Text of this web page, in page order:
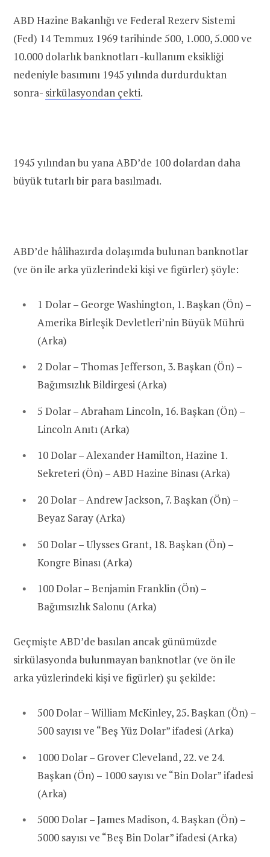
ABD Hazine Bakanlığı ve Federal Rezerv Sistemi
(Fed) 14 Temmuz 1969 tarihinde 500, 1.000, 5.000 ve
10.000 dolarlık banknotları -kullanım eksikliği
nedeniyle basımını 1945 yılında durdurduktan
sonra- sirkülasyondan çekti.
1945 yılından bu yana ABD’de 100 dolardan daha
büyük tutarlı bir para basılmadı.
ABD’de hâlihazırda dolaşımda bulunan banknotlar
(ve ön ile arka yüzlerindeki kişi ve figürler) şöyle:
1 Dolar – George Washington, 1. Başkan (Ön) –
Amerika Birleşik Devletleri’nin Büyük Mührü
(Arka)
2 Dolar – Thomas Jefferson, 3. Başkan (Ön) –
Bağımsızlık Bildirgesi (Arka)
5 Dolar – Abraham Lincoln, 16. Başkan (Ön) –
Lincoln Anıtı (Arka)
10 Dolar – Alexander Hamilton, Hazine 1.
Sekreteri (Ön) – ABD Hazine Binası (Arka)
20 Dolar – Andrew Jackson, 7. Başkan (Ön) –
Beyaz Saray (Arka)
50 Dolar – Ulysses Grant, 18. Başkan (Ön) –
Kongre Binası (Arka)
100 Dolar – Benjamin Franklin (Ön) –
Bağımsızlık Salonu (Arka)
Geçmişte ABD’de basılan ancak günümüzde
sirkülasyonda bulunmayan banknotlar (ve ön ile
arka yüzlerindeki kişi ve figürler) şu şekilde:
500 Dolar – William McKinley, 25. Başkan (Ön) –
500 sayısı ve “Beş Yüz Dolar” ifadesi (Arka)
1000 Dolar – Grover Cleveland, 22. ve 24.
Başkan (Ön) – 1000 sayısı ve “Bin Dolar” ifadesi
(Arka)
5000 Dolar – James Madison, 4. Başkan (Ön) –
5000 sayısı ve “Beş Bin Dolar” ifadesi (Arka)